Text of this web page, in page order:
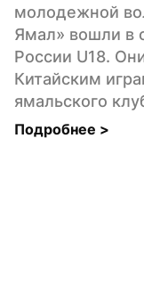
молодежной
Ямал» вошли в
России U18.
Китайским
ямальского
Подробнее >